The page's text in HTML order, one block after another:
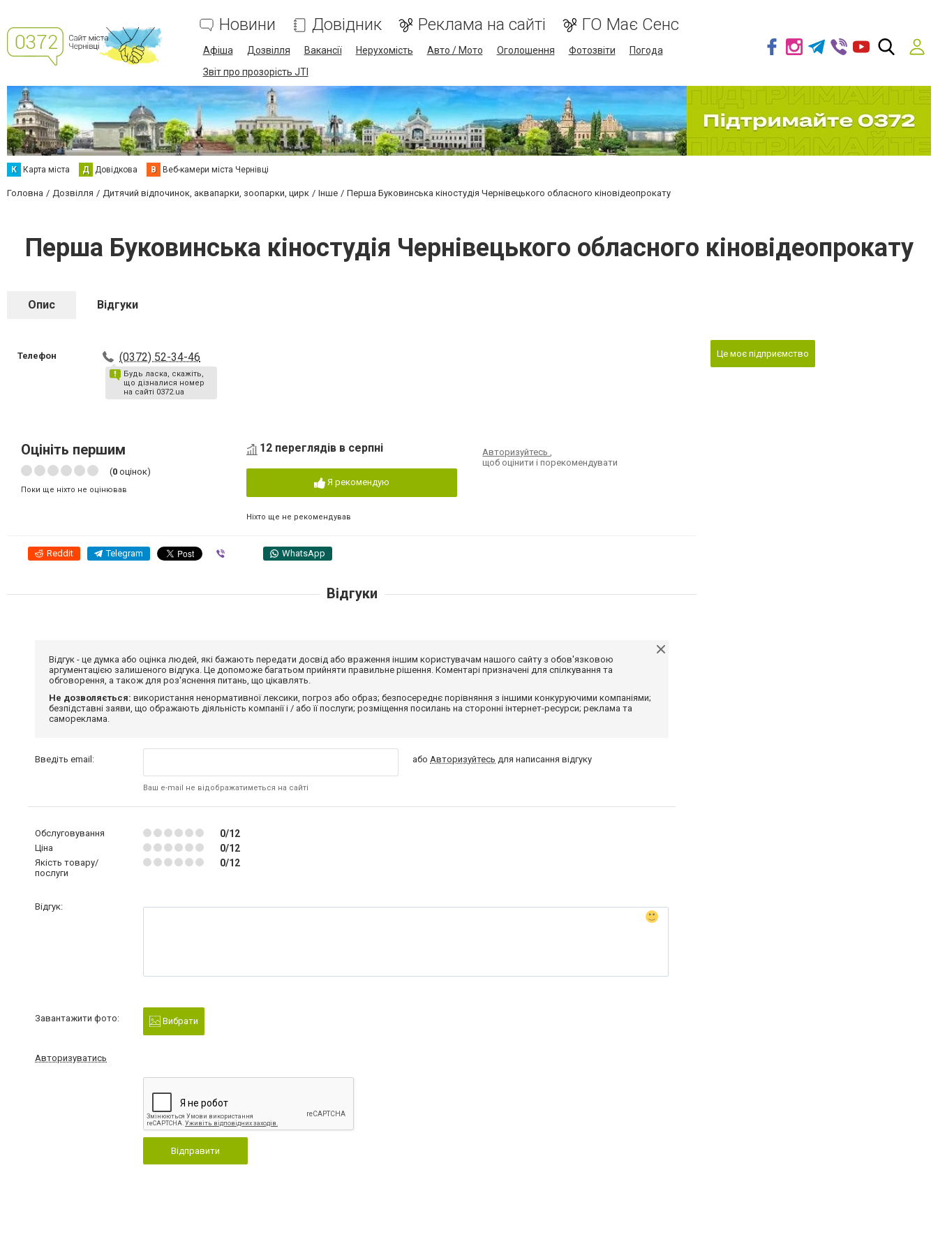
Новини Довідник Реклама на сайті ГО Має Сенс
Афіша Дозвілля Вакансії Нерухомість Авто / Мото Оголошення Фотозвіти
Погода
Звіт про прозорість JTI
К Карта міста Д Довідкова В Веб-камери міста Чернівці
Головна Дозвілля Дитячий відпочинок, аквапарки, зоопарки, цирк Інше Перша Буковинська кіностудія Чернівецького обласного кіновідеопрокату
Перша Буковинська кіностудія Чернівецького обласного кіновідеопрокату
Опис Відгуки
Телефон (0372) 52-34-46
Будь ласка, скажіть,
що дізналися номер
на сайті 0372.ua
Оцініть першим
(0 оцінок)
Поки ще ніхто не оцінював
12 переглядів в серпні
Я рекомендую
Ніхто ще не рекомендував
Авторизуйтесь,
щоб оцінити і порекомендувати
Reddit Telegram WhatsApp
Це моє підприємство
Відгуки
Відгук - це думка або оцінка людей, які бажають передати досвід або враження іншим користувачам нашого сайту з обов'язковою
аргументацією залишеного відгука. Це допоможе багатьом прийняти правильне рішення. Коментарі призначені для спілкування та
обговорення, а також для роз'яснення питань, що цікавлять.
Не дозволяється: використання ненормативної лексики, погроз або образ; безпосереднє порівняння з іншими конкуруючими компаніями;
безпідставні заяви, що ображають діяльність компанії і / або її послуги; розміщення посилань на сторонні інтернет-ресурси; реклама та
самореклама.
Введіть email:
Ваш e-mail не відображатиметься на сайті
або Авторизуйтесь для написання відгуку
Обслуговування 0/12
Ціна 0/12
Якість товару/
послуги
0/12
Відгук:
Завантажити фото: Вибрати
Авторизуватись
Відправити